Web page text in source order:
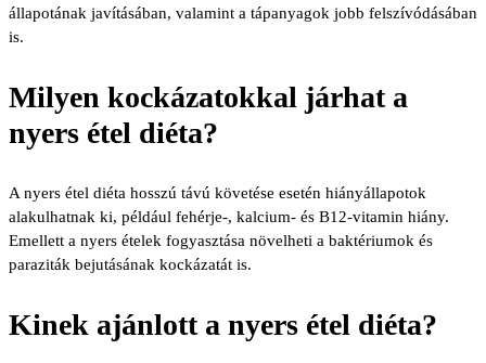
állapotának javításában, valamint a tápanyagok jobb felszívódásában
is.
Milyen kockázatokkal járhat a
nyers étel diéta?
A nyers étel diéta hosszú távú követése esetén hiányállapotok
alakulhatnak ki, például fehérje-, kalcium- és B12-vitamin hiány.
Emellett a nyers ételek fogyasztása növelheti a baktériumok és
paraziták bejutásának kockázatát is.
Kinek ajánlott a nyers étel diéta?